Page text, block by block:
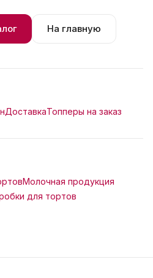
На главную
ДоставкаТопперы на заказ
Молочная продукция
для тортов